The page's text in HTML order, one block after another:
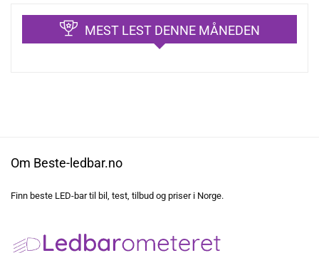
MEST LEST DENNE MÅNEDEN
Om Beste-ledbar.no
Finn beste LED-bar til bil, test, tilbud og priser i Norge.